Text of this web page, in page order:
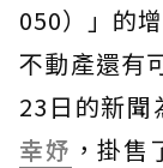
050）」的
不動產還有
23日的新
幸妤 ，掛